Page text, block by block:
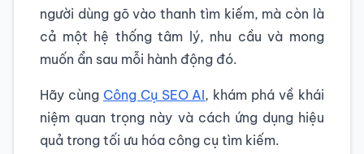
người dùng gõ vào thanh tìm kiếm, mà còn là
cả một hệ thống tâm lý, nhu cầu và mong
muốn ẩn sau mỗi hành động đó.
Hãy cùng Công Cụ SEO AI, khám phá về khái
niệm quan trọng này và cách ứng dụng hiệu
quả trong tối ưu hóa công cụ tìm kiếm.